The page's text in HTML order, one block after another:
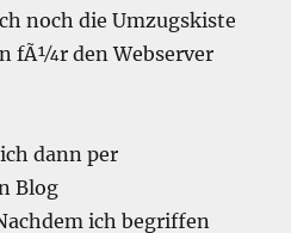
noch die Umzugskiste
fÃ¼r den Webserver
dann per
Blog
ich begriffen